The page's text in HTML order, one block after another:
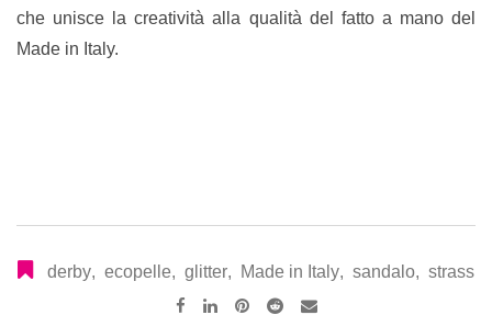
che unisce la creatività alla qualità del fatto a mano del
Made in Italy.
derby, ecopelle, glitter, Made in Italy, sandalo, strass
Pinterest
RedditShare